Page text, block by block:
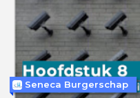
Seneca Burgerschap